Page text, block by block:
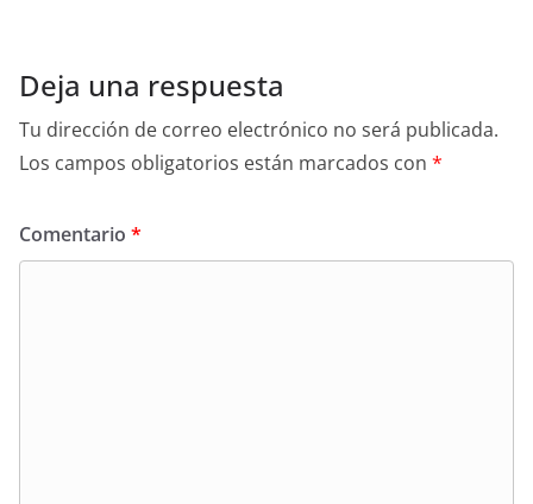
Deja una respuesta
Tu dirección de correo electrónico no será publicada.
Los campos obligatorios están marcados con *
Comentario *